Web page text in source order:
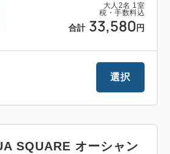
ムページをご確認ください。
使用した和洋ブッフェスタイルで
2階レストラン「HARBOR’S
18階スカイレストラン「TOP・
大人 2名 1室
税・手数料込
合計 33,580 円
選択
SQUARE オーシャン